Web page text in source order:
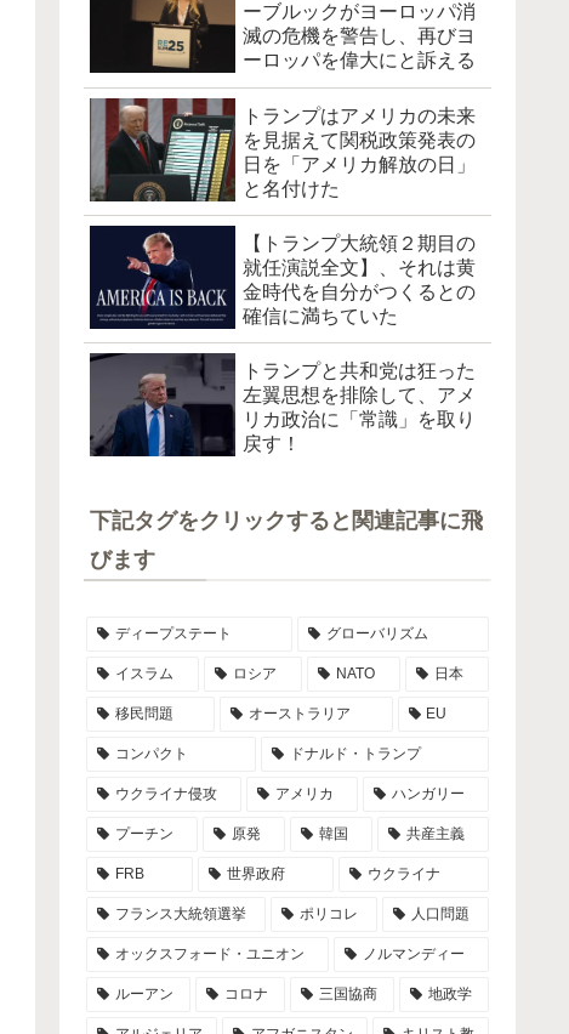
ーブルックがヨーロッパ消
滅の危機を警告し、再びヨ
ーロッパを偉大にと訴える
トランプはアメリカの未来
を見据えて関税政策発表の
日を「アメリカ解放の日」
と名付けた
【トランプ大統領２期目の
就任演説全文】、それは黄
金時代を自分がつくるとの
確信に満ちていた
トランプと共和党は狂った
左翼思想を排除して、アメ
リカ政治に「常識」を取り
戻す！
下記タグをクリックすると関連記事に飛
びます
ディープステート グローバリズム
イスラム ロシア NATO 日本
移民問題 オーストラリア EU
コンパクト ドナルド・トランプ
ウクライナ侵攻 アメリカ ハンガリー
プーチン 原発 韓国 共産主義
FRB 世界政府 ウクライナ
フランス大統領選挙 ポリコレ 人口問題
オックスフォード・ユニオン ノルマンディー
ルーアン コロナ 三国協商 地政学